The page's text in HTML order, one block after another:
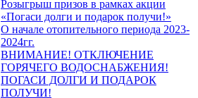
Розыгрыш призов в рамках акции
«Погаси долги и подарок получи!»
О начале отопительного периода 2023-
2024гг.
ВНИМАНИЕ! ОТКЛЮЧЕНИЕ
ГОРЯЧЕГО ВОДОСНАБЖЕНИЯ!
ПОГАСИ ДОЛГИ И ПОДАРОК
ПОЛУЧИ!